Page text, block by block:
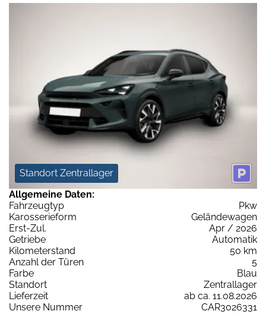
Standort Zentrallager
Allgemeine Daten:
Fahrzeugtyp
Pkw
Karosserieform
Geländewagen
Erst-Zul.
Apr / 2026
Getriebe
Automatik
Kilometerstand
50 km
Anzahl der Türen
5
Farbe
Blau
Standort
Zentrallager
Lieferzeit
ab ca. 11.08.2026
Unsere Nummer
CAR3026331